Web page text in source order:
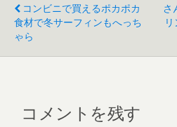
コンビニで買えるポカポカ
食材で冬サーフィンもへっち
ゃら
さ
コメントを残す